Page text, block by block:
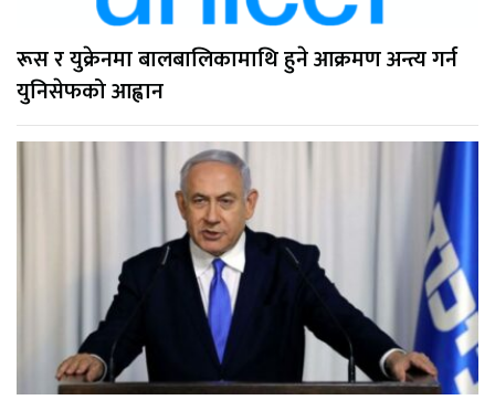
रूस र युक्रेनमा बालबालिकामाथि हुने आक्रमण अन्त्य गर्न
युनिसेफको आह्वान